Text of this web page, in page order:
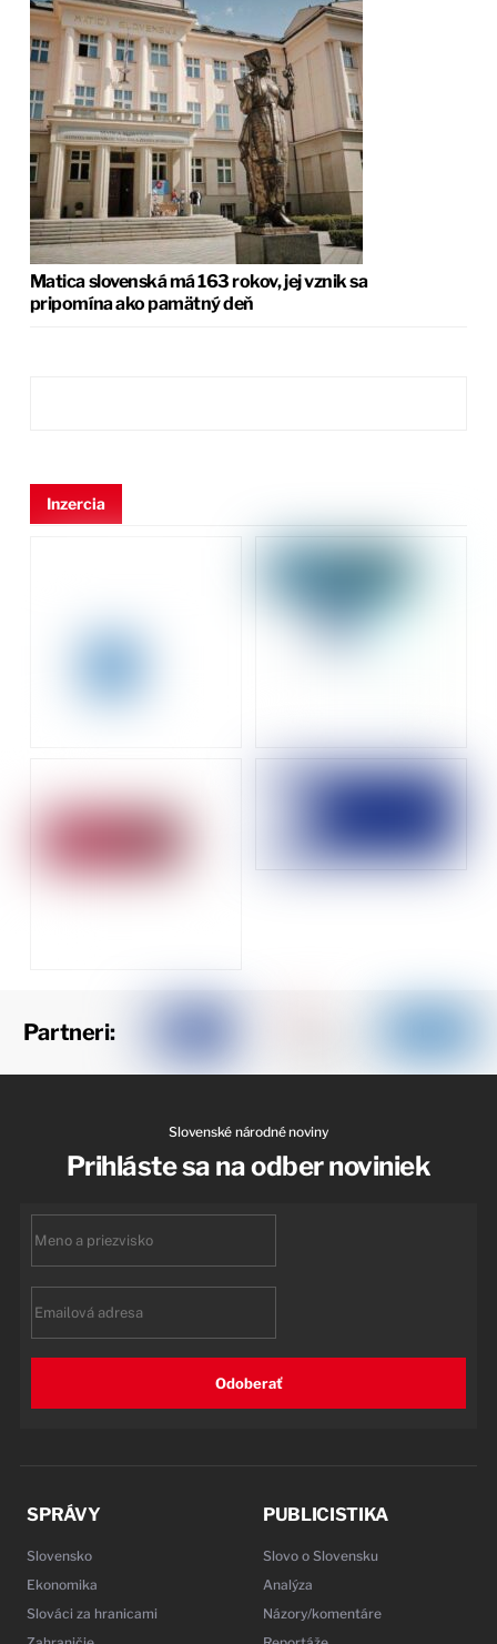
Matica slovenská má 163 rokov, jej vznik sa
pripomína ako pamätný deň
Inzercia
Partneri:
Slovenské národné noviny
Prihláste sa na odber noviniek
Odoberať
SPRÁVY
Slovensko
Ekonomika
Slováci za hranicami
PUBLICISTIKA
Slovo o Slovensku
Analýza
Názory/komentáre